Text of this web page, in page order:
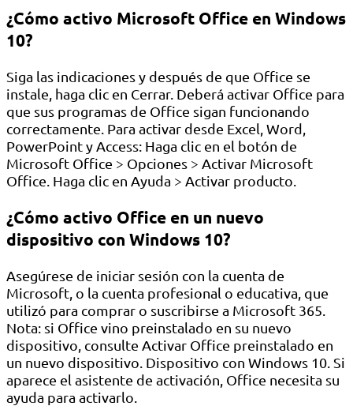
¿Cómo activo Microsoft Office en Windows
10?
Siga las indicaciones y después de que Office se
instale, haga clic en Cerrar. Deberá activar Office para
que sus programas de Office sigan funcionando
correctamente. Para activar desde Excel, Word,
PowerPoint y Access: Haga clic en el botón de
Microsoft Office > Opciones > Activar Microsoft
Office. Haga clic en Ayuda > Activar producto.
¿Cómo activo Office en un nuevo
dispositivo con Windows 10?
Asegúrese de iniciar sesión con la cuenta de
Microsoft, o la cuenta profesional o educativa, que
utilizó para comprar o suscribirse a Microsoft 365.
Nota: si Office vino preinstalado en su nuevo
dispositivo, consulte Activar Office preinstalado en
un nuevo dispositivo. Dispositivo con Windows 10. Si
aparece el asistente de activación, Office necesita su
ayuda para activarlo.